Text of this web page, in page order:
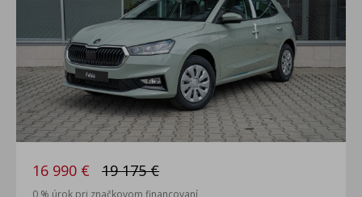
16 990 € 19 175 €